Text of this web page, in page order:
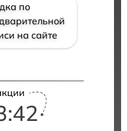
по
на сайте